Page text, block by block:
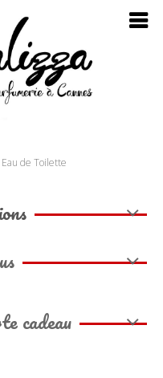
de Toilette
cadeau